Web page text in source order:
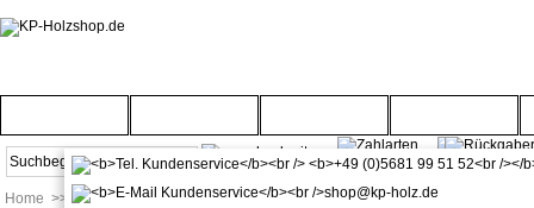
Home >> Türenwelt >> Türen nach Farbton >> dunkle Türen